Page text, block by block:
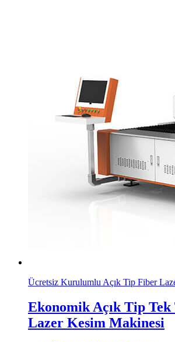
Ücretsiz Kurulumlu Açık Tip Fiber
Ekonomik Açık Tip Tek
Lazer Kesim Makinesi